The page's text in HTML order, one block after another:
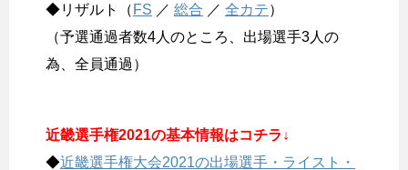
◆リザルト（ FS ／ 総合 ／ 全カテ）
（予選通過者数4人のところ、出場選手3人の
為、全員通過）
近畿選手権2021の基本情報はコチラ↓
◆近畿選手権大会2021の出場選手・ライスト・